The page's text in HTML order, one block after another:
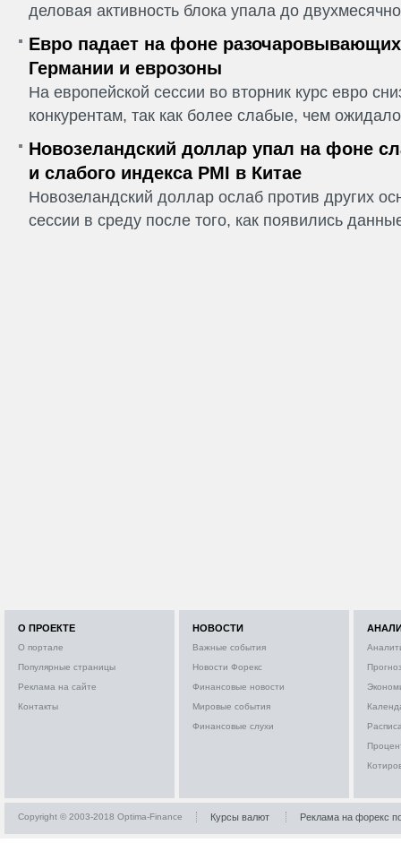
деловая активность блока упала до
Евро падает на фоне
Германии и еврозоны
На европейской сессии во вторник курс евро
конкурентам, так как более слабые, чем
Новозеландский доллар упал на фоне
и слабого индекса PMI в Китае
Новозеландский доллар ослаб против других
сессии в среду после того, как появились
О ПРОЕКТЕ
О портале
Популярные страницы
Реклама на сайте
Контакты
НОВОСТИ
Важные события
Новости Форекс
Финансовые новости
Мировые события
Финансовые слухи
Copyright © 2003-2018 Optima-Finance Курсы валют Реклама на форекс